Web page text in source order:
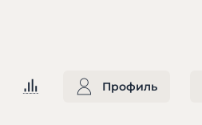
Профиль